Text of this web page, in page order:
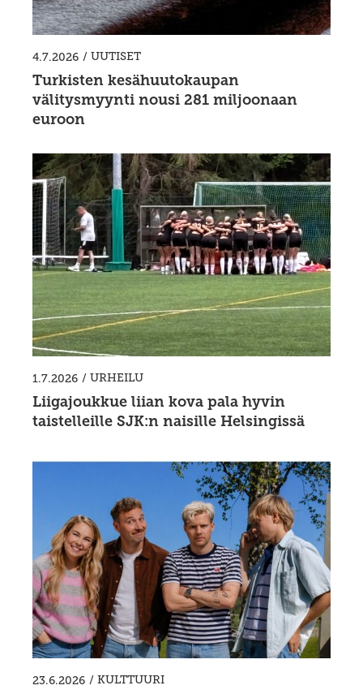
4.7.2026 / UUTISET
Turkisten kesähuutokaupan
välitysmyynti nousi 281 miljoonaan
euroon
1.7.2026 / URHEILU
Liigajoukkue liian kova pala hyvin
taistelleille SJK:n naisille Helsingissä
23.6.2026 / KULTTUURI